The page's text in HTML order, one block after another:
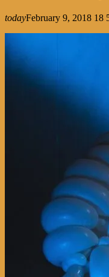
todayFebruary 9, 2018 18